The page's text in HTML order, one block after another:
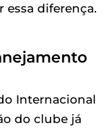
diferença.
Internacional
do clube já